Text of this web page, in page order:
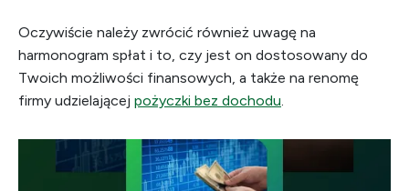
Oczywiście należy zwrócić również uwagę na
harmonogram spłat i to, czy jest on dostosowany do
Twoich możliwości finansowych, a także na renomę
firmy udzielającej pożyczki bez dochodu.